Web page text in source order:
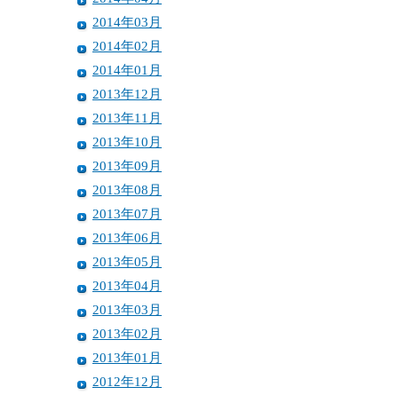
2014年03月
2014年02月
2014年01月
2013年12月
2013年11月
2013年10月
2013年09月
2013年08月
2013年07月
2013年06月
2013年05月
2013年04月
2013年03月
2013年02月
2013年01月
2012年12月